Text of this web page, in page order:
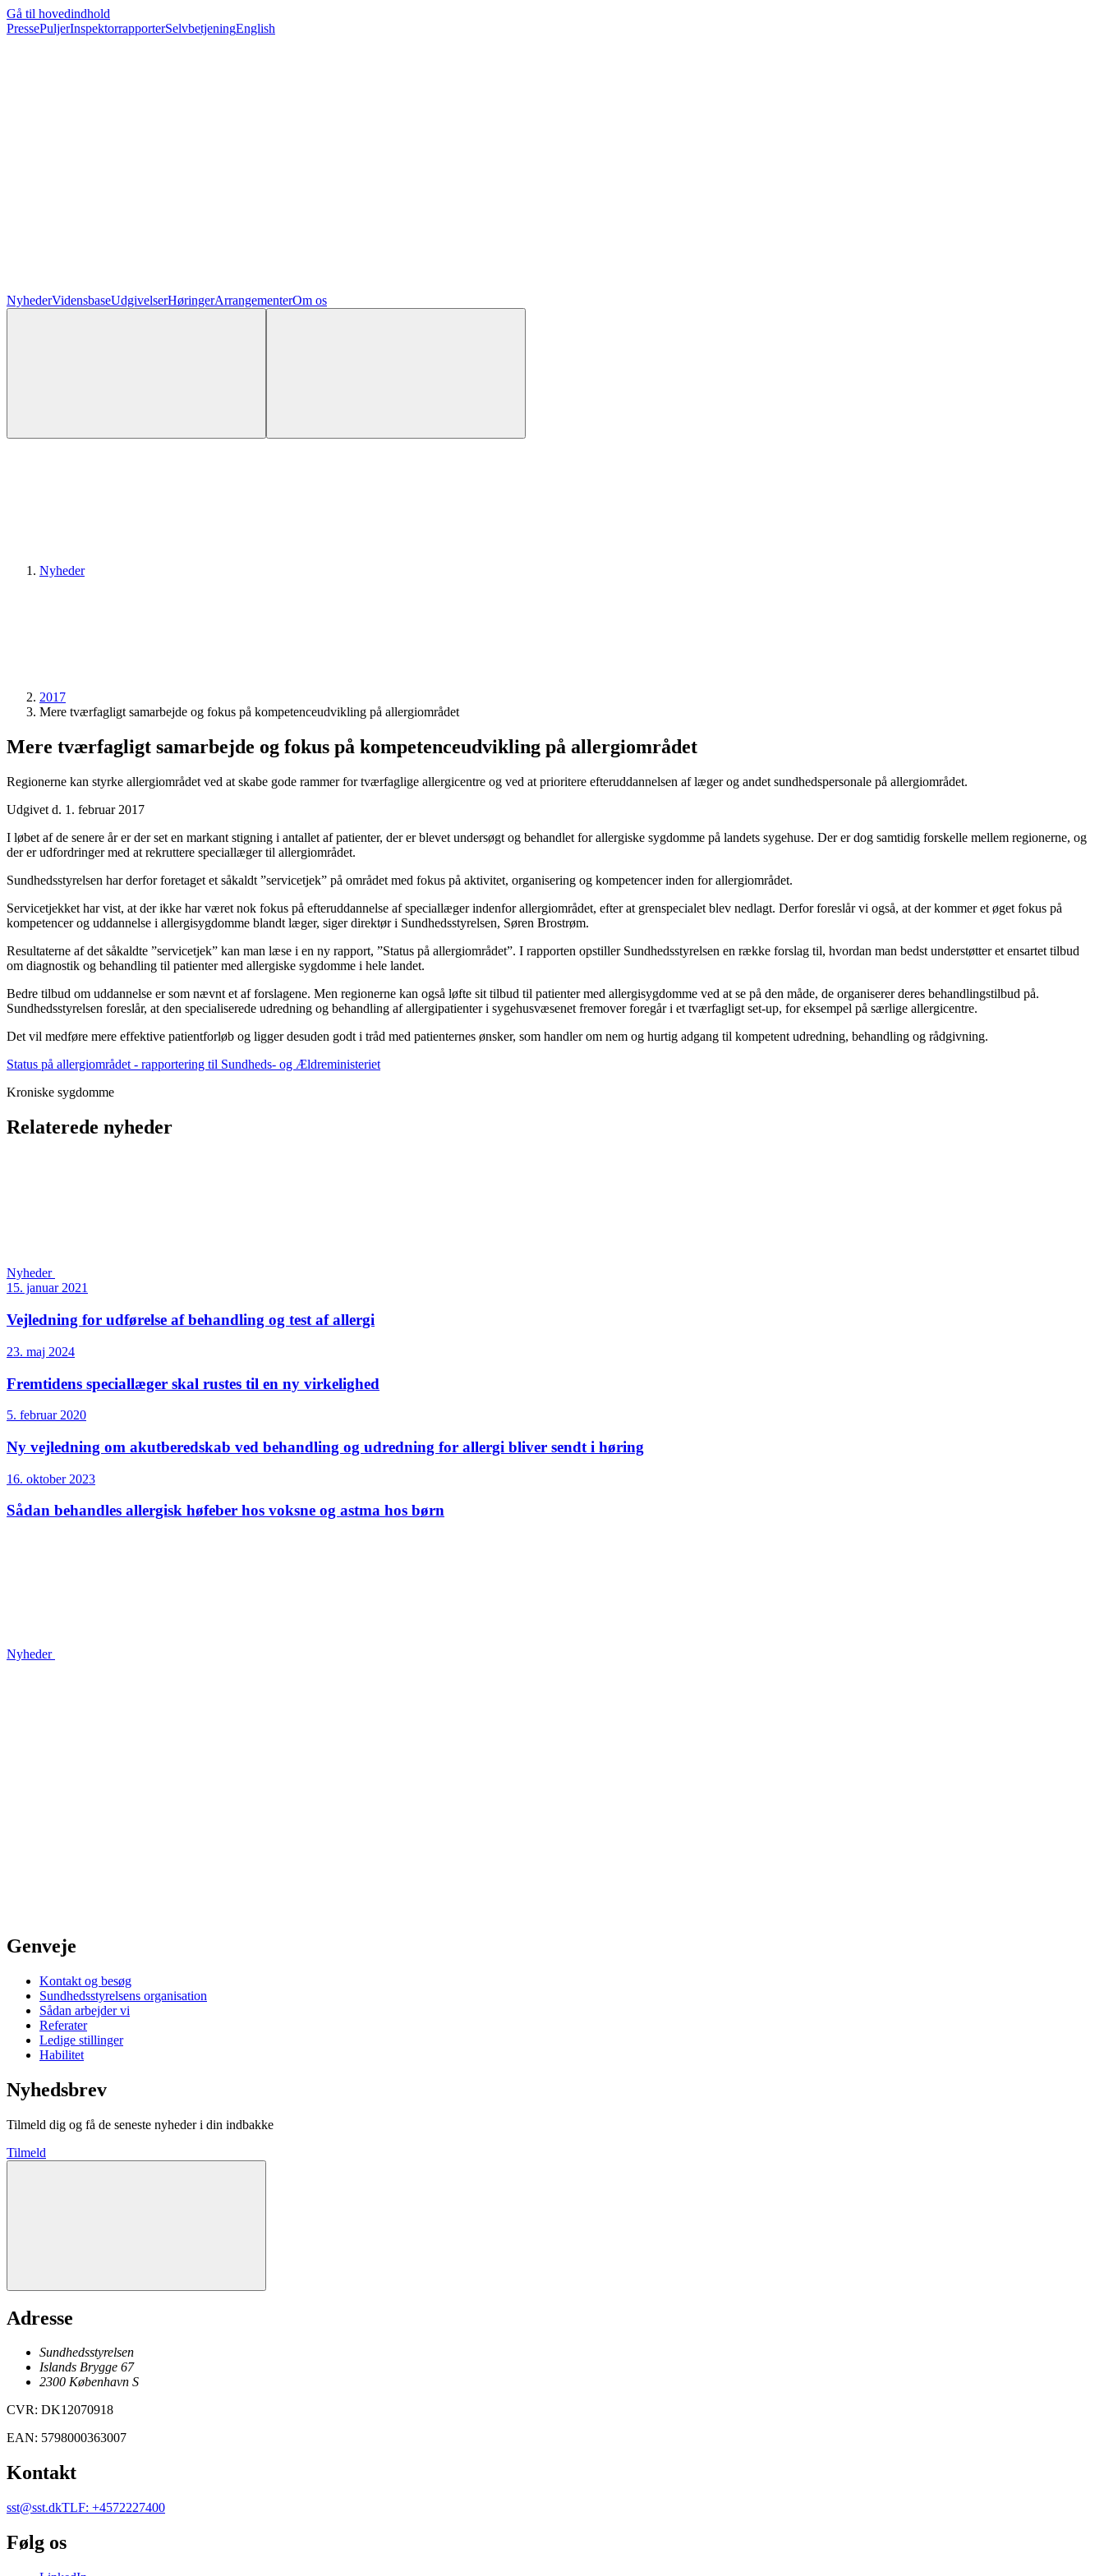
Gå til hovedindhold
PressePuljerInspektorrapporterSelvbetjeningEnglish
NyhederVidensbaseUdgivelserHøringerArrangementerOm os
Nyheder
2017
Mere tværfagligt samarbejde og fokus på kompetence­udvikling på allergiområdet
Mere tværfagligt samarbejde og fokus på kompetence­udvikling på allergiområdet
Regionerne kan styrke allergiområdet ved at skabe gode rammer for tværfaglige allergicentre og ved at prioritere efteruddannelsen af læger og andet sundhedspersonale på allergiområdet.
Udgivet d. 1. februar 2017
I løbet af de senere år er der set en markant stigning i antallet af patienter, der er blevet undersøgt og behandlet for allergiske sygdomme på landets sygehuse. Der er dog samtidig forskelle mellem regionerne, og
der er udfordringer med at rekruttere speciallæger til allergiområdet.
Sundhedsstyrelsen har derfor foretaget et såkaldt ”servicetjek” på området med fokus på aktivitet, organisering og kompetencer inden for allergiområdet.
Servicetjekket har vist, at der ikke har været nok fokus på efteruddannelse af speciallæger indenfor allergiområdet, efter at grenspecialet blev nedlagt. Derfor foreslår vi også, at der kommer et øget fokus på
kompetencer og uddannelse i allergisygdomme blandt læger, siger direktør i Sundhedsstyrelsen, Søren Brostrøm.
Resultaterne af det såkaldte ”servicetjek” kan man læse i en ny rapport, ”Status på allergiområdet”. I rapporten opstiller Sundhedsstyrelsen en række forslag til, hvordan man bedst understøtter et ensartet tilbud
om diagnostik og behandling til patienter med allergiske sygdomme i hele landet.
Bedre tilbud om uddannelse er som nævnt et af forslagene. Men regionerne kan også løfte sit tilbud til patienter med allergisygdomme ved at se på den måde, de organiserer deres behandlingstilbud på.
Sundhedsstyrelsen foreslår, at den specialiserede udredning og behandling af allergipatienter i sygehusvæsenet fremover foregår i et tværfagligt set-up, for eksempel på særlige allergicentre.
Det vil medføre mere effektive patientforløb og ligger desuden godt i tråd med patienternes ønsker, som handler om nem og hurtig adgang til kompetent udredning, behandling og rådgivning.
Status på allergiområdet - rapportering til Sundheds- og Ældreministeriet
Kroniske sygdomme
Relaterede nyheder
Nyheder
15. januar 2021
Vejledning for udførelse af behandling og test af allergi
23. maj 2024
Fremtidens speciallæger skal rustes til en ny virkelighed
5. februar 2020
Ny vejledning om akutberedskab ved behandling og udredning for allergi bliver sendt i høring
16. oktober 2023
Sådan behandles allergisk høfeber hos voksne og astma hos børn
Nyheder
Genveje
Kontakt og besøg
Sundhedsstyrelsens organisation
Sådan arbejder vi
Referater
Ledige stillinger
Habilitet
Nyhedsbrev
Tilmeld dig og få de seneste nyheder i din indbakke
Tilmeld
Adresse
Sundhedsstyrelsen
Islands Brygge 67
2300 København S
CVR: DK12070918
EAN: 5798000363007
Kontakt
sst@sst.dkTLF: +4572227400
Følg os